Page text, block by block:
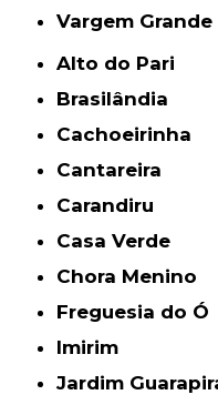
Vargem
Alto do Pari
Brasilândia
Cachoeirinha
Cantareira
Carandiru
Casa Verde
Chora Menino
Freguesia do Ó
Imirim
Jardim